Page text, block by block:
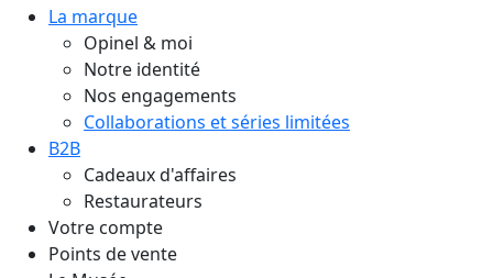
La marque
Opinel & moi
Notre identité
Nos engagements
Collaborations et séries limitées
B2B
Cadeaux d'affaires
Restaurateurs
Votre compte
Points de vente